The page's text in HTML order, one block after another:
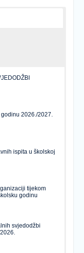
2026./2027.
ispita u školskoj
tijekom
godinu
svjedodžbi